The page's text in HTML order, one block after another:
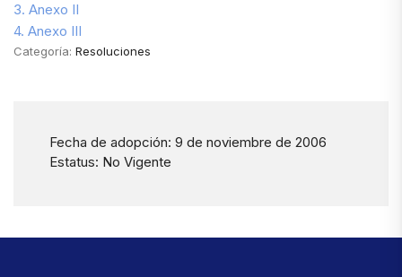
3. Anexo II
4. Anexo III
Categoría: Resoluciones
Fecha de adopción: 9 de noviembre de 2006
Estatus: No Vigente